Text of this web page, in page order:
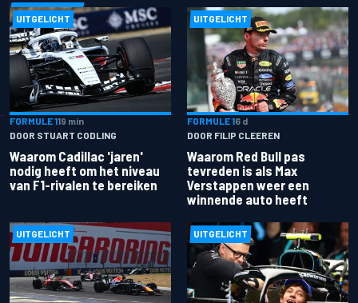
UITGELICHT
FORMULE 119 min
DOOR STUART CODLING
Waarom Cadillac 'jaren'
nodig heeft om het niveau
van F1-rivalen te bereiken
UITGELICHT
FORMULE 16 d
DOOR FILIP CLEEREN
Waarom Red Bull pas
tevreden is als Max
Verstappen weer een
winnende auto heeft
UITGELICHT UITGELICHT